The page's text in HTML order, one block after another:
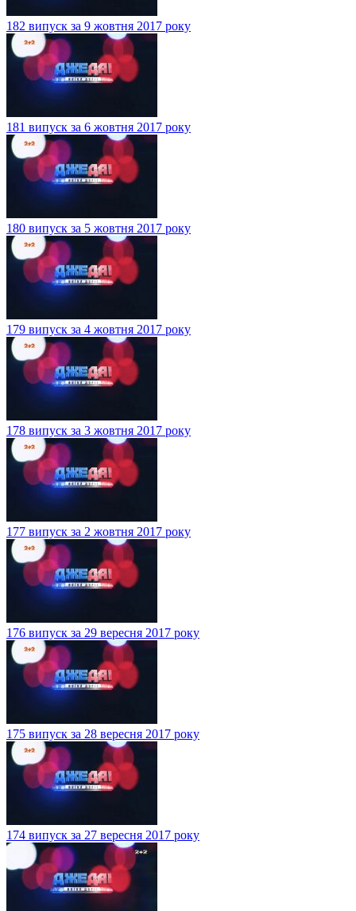
182 випуск за 9 жовтня 2017 року
181 випуск за 6 жовтня 2017 року
180 випуск за 5 жовтня 2017 року
179 випуск за 4 жовтня 2017 року
178 випуск за 3 жовтня 2017 року
177 випуск за 2 жовтня 2017 року
176 випуск за 29 вересня 2017 року
175 випуск за 28 вересня 2017 року
174 випуск за 27 вересня 2017 року